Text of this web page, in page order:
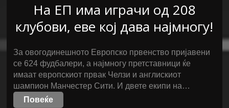
На ЕП има играчи од 208
клубови, еве кој дава најмногу!
За овогодинешното Европско првенство пријавени
се 624 фудбалери, а најмногу претставници ќе
имаат европскиот првак Челзи и англискиот
шампион Манчестер Сити. И двете екипи на…
Повеќе